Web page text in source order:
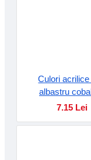
Culori
albastru
7.15 Lei